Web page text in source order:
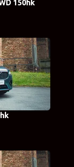
150hk